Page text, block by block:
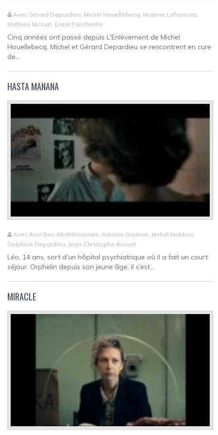
Avec Gérard Depardieu, Michel Houellebecq, Maxime Lefrancois,
Mathieu Nicourt, Daria Panchenko
Cinq années ont passé depuis L'Enlèvement de Michel
Houellebecq. Michel et Gérard Depardieu se rencontrent en cure
de...
HASTA MAÑANA
Avec Amir Ben Abdelmoumen, Antoine Gautron, Mehdi Nebbou,
Delphine Depardieu, Jean-Christophe Bouvet
Léo, 14 ans, sort d’un hôpital psychiatrique où il a fait un court
séjour. Orphelin depuis son jeune âge, il s’est...
MIRACLE